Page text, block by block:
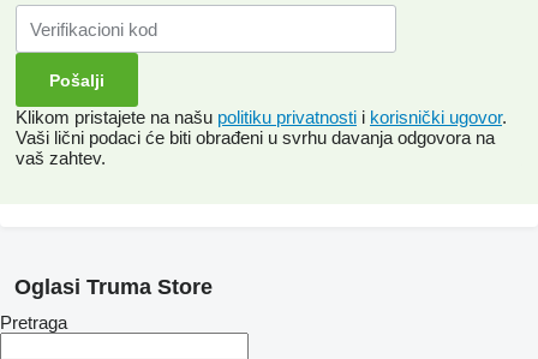
Klikom pristajete na našu politiku privatnosti i korisnički ugovor.
Vaši lični podaci će biti obrađeni u svrhu davanja odgovora na
vaš zahtev.
Oglasi Truma Store
Pretraga